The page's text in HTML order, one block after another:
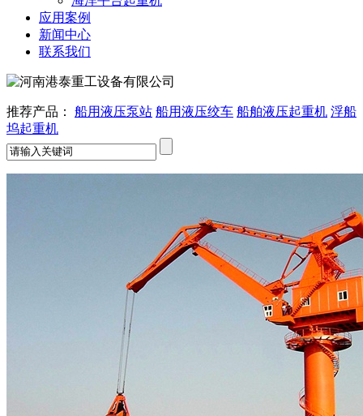
应用案例
新闻中心
联系我们
推荐产品： 船用液压泵站 船用液压绞车 船舶液压起重机 浮船
坞起重机